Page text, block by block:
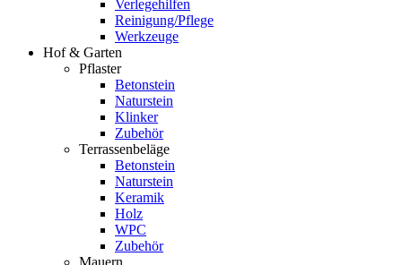
Verlegehilfen
Reinigung/Pflege
Werkzeuge
Hof & Garten
Pflaster
Betonstein
Naturstein
Klinker
Zubehör
Terrassenbeläge
Betonstein
Naturstein
Keramik
Holz
WPC
Zubehör